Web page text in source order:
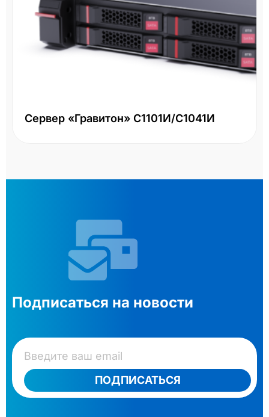
Сервер «Гравитон» С1101И/С1041И
Подписаться на новости
ПОДПИСАТЬСЯ